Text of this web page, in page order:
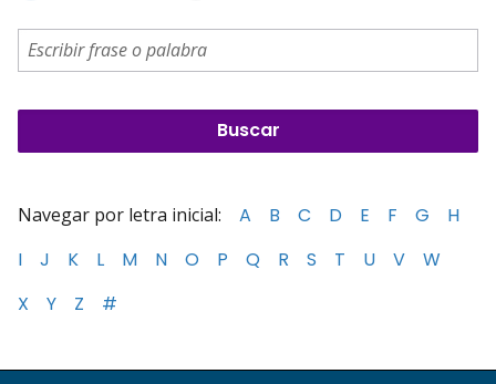
Navegar por letra inicial: A B C D E F G
H
I
J K L M N O P Q R S T U V
W
X
Y Z #